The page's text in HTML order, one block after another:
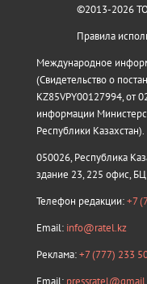
©2013-2026
Правила
Международное
(Свидетельство о
KZ85VPY00127994, от
информации
Республики Казахстан).
050026, Республика
здание 23, 225 офис,
Телефон редакции:+7
Email: info@ratel.kz
Реклама:+7 (777) 233
Email: